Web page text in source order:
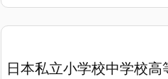
日本私立小学校中学校